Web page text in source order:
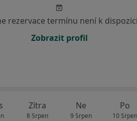
rezervace termínu není k dispozici
Zobrazit profil
Zítra
8 Srpen
Ne
9 Srpen
Po
10 Srpen